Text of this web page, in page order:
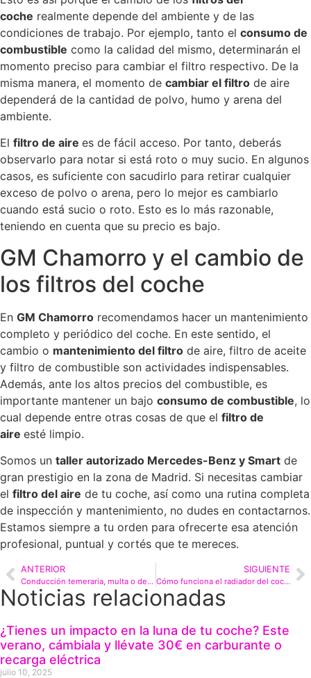
coche realmente depende del ambiente y de las
condiciones de trabajo. Por ejemplo, tanto el consumo de
combustible como la calidad del mismo, determinarán el
momento preciso para cambiar el filtro respectivo. De la
misma manera, el momento de cambiar el filtro de aire
dependerá de la cantidad de polvo, humo y arena del
ambiente.
El filtro de aire es de fácil acceso. Por tanto, deberás
observarlo para notar si está roto o muy sucio. En algunos
casos, es suficiente con sacudirlo para retirar cualquier
exceso de polvo o arena, pero lo mejor es cambiarlo
cuando está sucio o roto. Esto es lo más razonable,
teniendo en cuenta que su precio es bajo.
GM Chamorro y el cambio de
los filtros del coche
En GM Chamorro recomendamos hacer un mantenimiento
completo y periódico del coche. En este sentido, el
cambio o mantenimiento del filtro de aire, filtro de aceite
y filtro de combustible son actividades indispensables.
Además, ante los altos precios del combustible, es
importante mantener un bajo consumo de combustible, lo
cual depende entre otras cosas de que el filtro de
aire esté limpio.
Somos un taller autorizado Mercedes-Benz y Smart de
gran prestigio en la zona de Madrid. Si necesitas cambiar
el filtro del aire de tu coche, así como una rutina completa
de inspección y mantenimiento, no dudes en contactarnos.
Estamos siempre a tu orden para ofrecerte esa atención
profesional, puntual y cortés que te mereces.
ANTERIOR
Conducción temeraria, multa o delito
SIGUIENTE
Cómo funciona el radiador del coche y su importancia
Noticias relacionadas
¿Tienes un impacto en la luna de tu coche? Este
verano, cámbiala y llévate 30€ en carburante o
recarga eléctrica
julio 10, 2025